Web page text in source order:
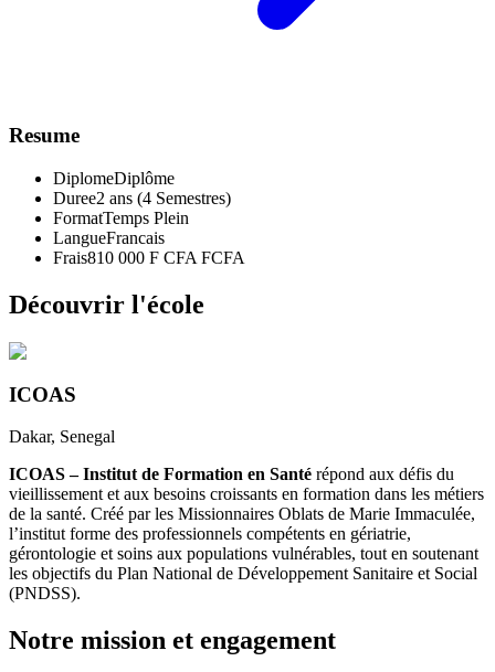
Resume
DiplomeDiplôme
Duree2 ans (4 Semestres)
FormatTemps Plein
LangueFrancais
Frais810 000 F CFA FCFA
Découvrir l'école
ICOAS
Dakar, Senegal
ICOAS – Institut de Formation en Santé répond aux défis du
vieillissement et aux besoins croissants en formation dans les métiers
de la santé. Créé par les Missionnaires Oblats de Marie Immaculée,
l’institut forme des professionnels compétents en gériatrie,
gérontologie et soins aux populations vulnérables, tout en soutenant
les objectifs du Plan National de Développement Sanitaire et Social
(PNDSS).
Notre mission et engagement